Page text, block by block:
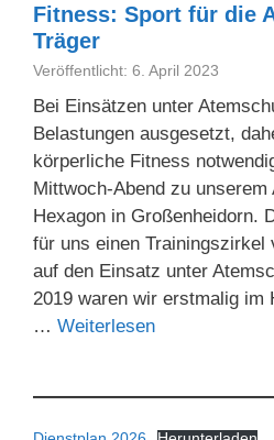
Fitness: Sport für die
Träger
Veröffentlicht: 6. April 2023
Bei Einsätzen unter
Belastungen ausgesetzt,
körperliche Fitness
Mittwoch-Abend zu
Hexagon in Großenheidorn.
für uns einen Trainingszirkel
auf den Einsatz unter
2019 waren wir erstmalig im
… Weiterlesen